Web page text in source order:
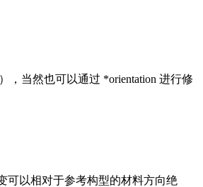
，当然也可以通过 *orientation 进行修
可以相对于参考构型的材料方向绝